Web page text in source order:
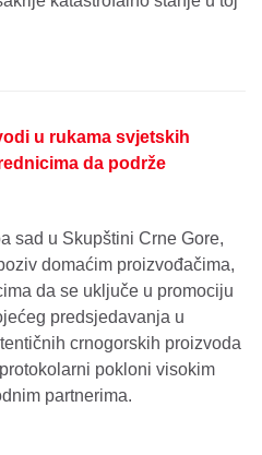
u rukama svjetskih
da podrže
sad u Skupštini Crne Gore,
domaćim proizvođačima,
da se uključe u promociju
predsjedavanja u
crnogorskih proizvoda
pokloni visokim
partnerima.